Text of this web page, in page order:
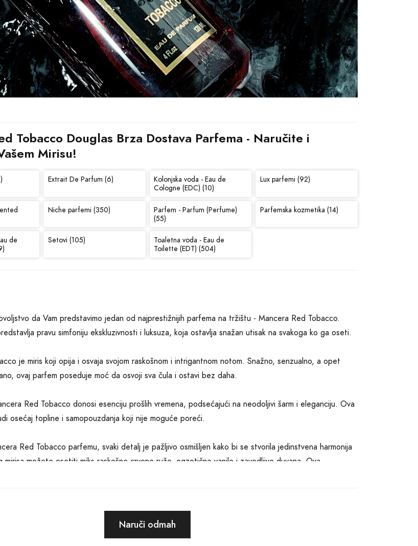
Tobacco Douglas Brza Dostava Parfema - Naručite i
Mirisu!
Extrait De Parfum (6)
Kolonjska voda - Eau de
Cologne (EDC) (10)
Lux parfemi (92)
Niche parfemi (350)
Parfem - Parfum (Perfume)
(55)
Parfemska kozmetika (14)
de
Setovi (105)
Toaletna voda - Eau de
Toilette (EDT) (504)
da Vam predstavimo jedan od najprestižnijih parfema na tržištu - Mancera Red Tobacco.
pravu simfoniju ekskluzivnosti i luksuza, koja ostavlja snažan utisak na svakoga ko ga oseti.
je miris koji opija i osvaja svojom raskošnom i intrigantnom notom. Snažno, senzualno, a opet
ovaj parfem poseduje moć da osvoji sva čula i ostavi bez daha.
Red Tobacco donosi esenciju prošlih vremena, podsećajući na neodoljivi šarm i eleganciju. Ova
osećaj topline i samopouzdanja koji nije moguće poreći.
Red Tobacco parfemu, svaki detalj je pažljivo osmišljen kako bi se stvorila jedinstvena harmonija
mirisa možete osetiti miks raskošne crvene ruže, egzotične vanile i zavodljive duvana. Ova
neodoljivi i sigurni u svoju harizmu. Njegova trajnost i intenzitet su zagarantovani, omogućavajući
Naruči odmah